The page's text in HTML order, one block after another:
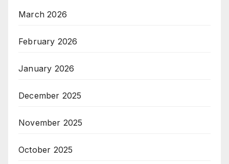
March 2026
February 2026
January 2026
December 2025
November 2025
October 2025